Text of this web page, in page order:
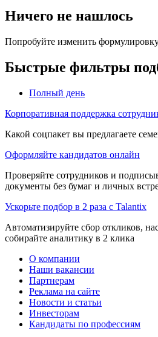
Ничего не нашлось
Попробуйте изменить
Быстрые фильтры
Полный день
Корпоративная поддержка
Какой соцпакет вы предлагаете
Оформляйте кандидатов онлайн
Проверяйте сотрудников и
документы без бумаг и личных
Ускорьте подбор в 2 раза с Talantix
Автоматизируйте сбор откликов,
собирайте аналитику в 2 клика
О компании
Наши вакансии
Партнерам
Реклама на сайте
Новости и статьи
Инвесторам
Кандидаты по профессиям